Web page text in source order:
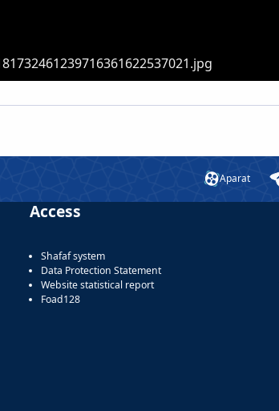
Aparat
Access
Shafaf system
Data Protection Statement
Website statistical report
Foad128